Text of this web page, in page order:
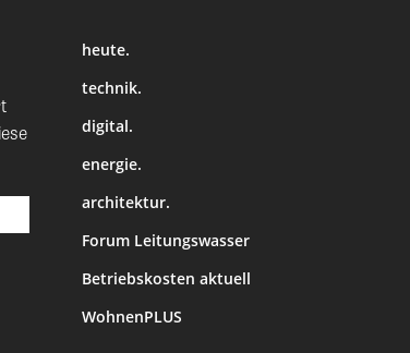
heute.
technik.
digital.
energie.
architektur.
Forum Leitungswasser
Betriebskosten aktuell
WohnenPLUS